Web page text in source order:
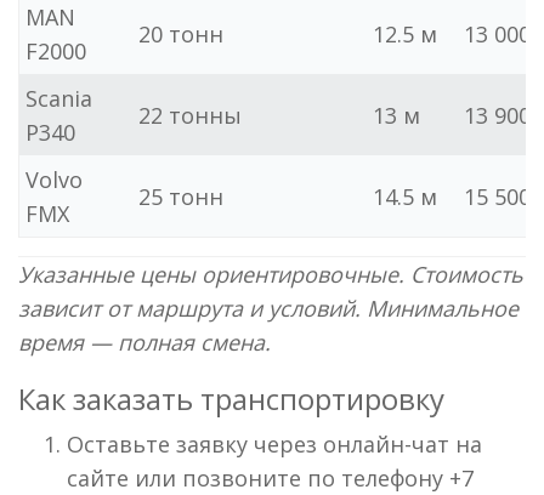
MAN
F2000
20 тонн 12.5 м 13 000
Scania
P340
22 тонны 13 м 13 900
Volvo
FMX
25 тонн 14.5 м 15 500
Указанные цены ориентировочные. Стоимость
зависит от маршрута и условий. Минимальное
время — полная смена.
Как заказать транспортировку
Оставьте заявку через онлайн-чат на
сайте или позвоните по телефону +7